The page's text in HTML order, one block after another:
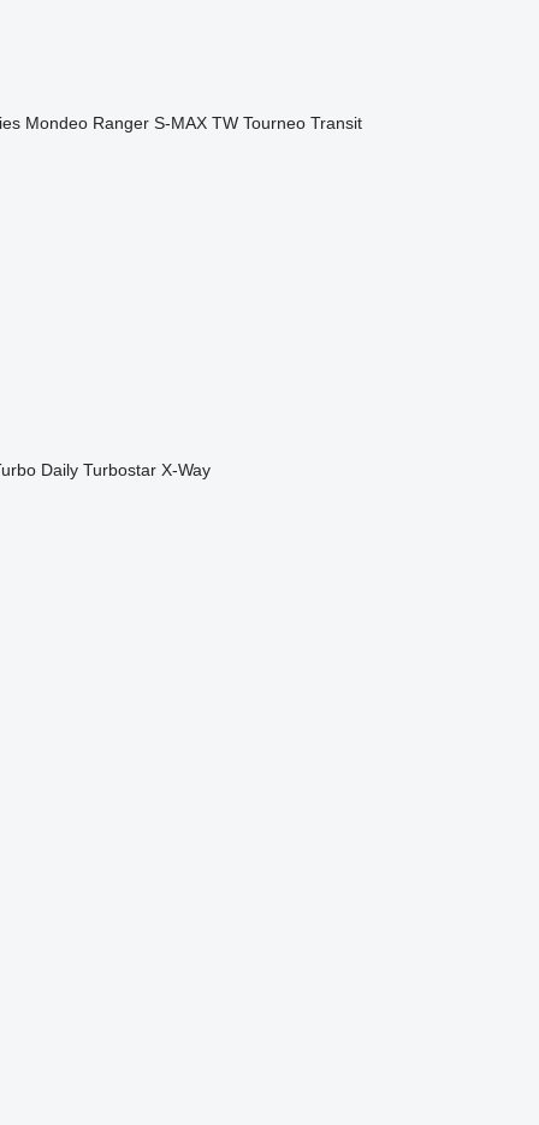
Mondeo Ranger S-MAX TW Tourneo Transit
Daily Turbostar X-Way